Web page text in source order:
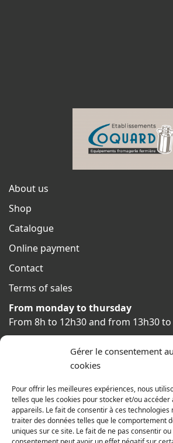
Gérer le consentement
cookies
Pour offrir les meilleures expériences, nous
telles que les cookies pour stocker et/ou
appareils. Le fait de consentir à ces
traiter des données telles que le comportement
uniques sur ce site. Le fait de ne pas consentir
About us
Shop
Catalogue
Online payment
Contact
Terms of sales
From monday to thursday
From 8h to 12h30 and from 13h30
From 8h to 12h30 and from 13h30 to
Our range for particulars